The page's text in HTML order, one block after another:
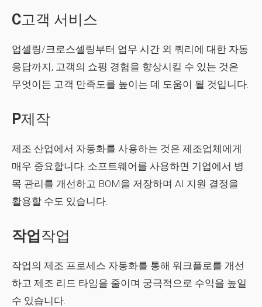
C고객 서비스
업셀링/크로스셀링부터 업무 시간 외 쿼리에 대한 자동
응답까지, 고객의 쇼핑 경험을 향상시킬 수 있는 것은
무엇이든 고객 만족도를 높이는 데 도움이 될 것입니다.
P제작
제조 산업에서 자동화를 사용하는 것은 제조업체에게
매우 중요합니다. 소프트웨어를 사용하면 기업에서 병
목 관리를 개선하고 BOM을 저장하며 AI 지원 결정을
활용할 수도 있습니다.
작업 작업
작업의 제조 프로세스 자동화를 통해 워크플로를 개선
하고 제조 리드 타임을 줄이며 궁극적으로 수익을 높일
수 있습니다.